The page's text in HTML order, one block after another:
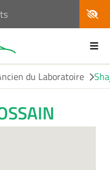
du Laboratoire